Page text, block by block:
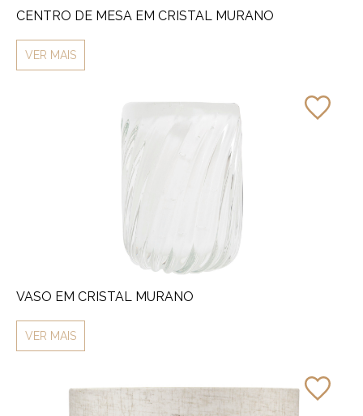
CENTRO DE MESA EM CRISTAL MURANO
VER MAIS
VASO EM CRISTAL MURANO
VER MAIS